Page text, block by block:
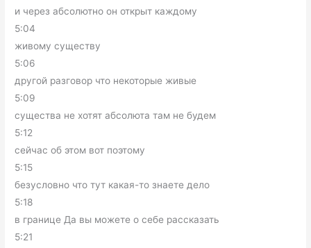
и через абсолютно он открыт каждому
5:04
живому существу
5:06
другой разговор что некоторые живые
5:09
существа не хотят абсолюта там не будем
5:12
сейчас об этом вот поэтому
5:15
безусловно что тут какая-то знаете дело
5:18
в границе Да вы можете о себе рассказать
5:21